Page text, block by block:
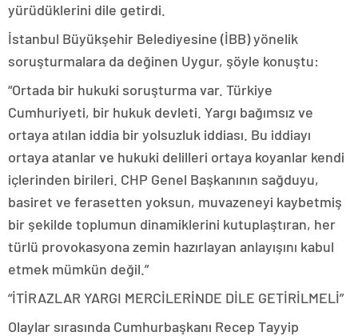
yürüdüklerini dile getirdi.
İstanbul Büyükşehir Belediyesine (İBB) yönelik
soruşturmalara da değinen Uygur, şöyle konuştu:
“Ortada bir hukuki soruşturma var. Türkiye
Cumhuriyeti, bir hukuk devleti. Yargı bağımsız ve
ortaya atılan iddia bir yolsuzluk iddiası. Bu iddiayı
ortaya atanlar ve hukuki delilleri ortaya koyanlar kendi
içlerinden birileri. CHP Genel Başkanının sağduyu,
basiret ve ferasetten yoksun, muvazeneyi kaybetmiş
bir şekilde toplumun dinamiklerini kutuplaştıran, her
türlü provokasyona zemin hazırlayan anlayışını kabul
etmek mümkün değil.”
“İTİRAZLAR YARGI MERCİLERİNDE DİLE GETİRİLMELİ”
Olaylar sırasında Cumhurbaşkanı Recep Tayyip